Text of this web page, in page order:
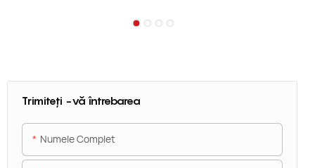
Trimiteți -vă întrebarea
Numele Complet